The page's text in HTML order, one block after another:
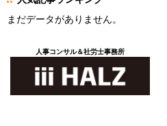
まだデータがありません。
人事コンサル＆社労士事務所